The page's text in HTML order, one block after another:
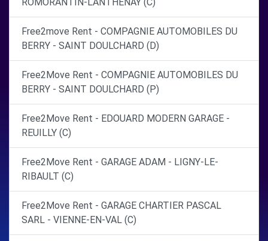
Free2move Rent - COMPAGNIE AUTOMOBILES DU
BERRY - SAINT DOULCHARD (D)
Free2Move Rent - COMPAGNIE AUTOMOBILES DU
BERRY - SAINT DOULCHARD (P)
Free2Move Rent - EDOUARD MODERN GARAGE -
REUILLY (C)
Free2Move Rent - GARAGE ADAM - LIGNY-LE-
RIBAULT (C)
Free2Move Rent - GARAGE CHARTIER PASCAL
SARL - VIENNE-EN-VAL (C)